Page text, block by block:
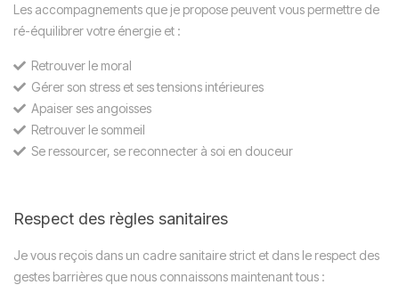
Les accompagnements que je propose peuvent vous permettre de
ré-équilibrer votre énergie et :
Retrouver le moral
Gérer son stress et ses tensions intérieures
Apaiser ses angoisses
Retrouver le sommeil
Se ressourcer, se reconnecter à soi en douceur
Respect des règles sanitaires
Je vous reçois dans un cadre sanitaire strict et dans le respect des
gestes barrières que nous connaissons maintenant tous :